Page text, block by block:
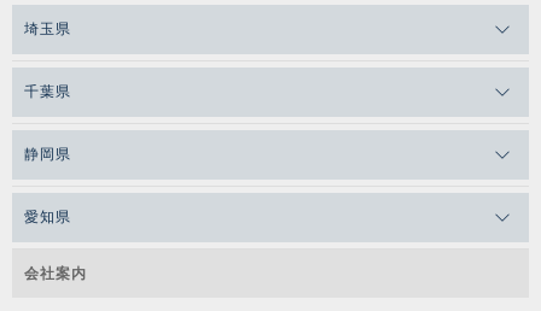
埼玉県
千葉県
静岡県
愛知県
会社案内